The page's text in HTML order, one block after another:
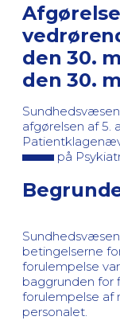
den 30.
den 30.
afgørelsen af 5.
på
betingelserne
forulempelse
baggrunden for
forulempelse af
personalet.